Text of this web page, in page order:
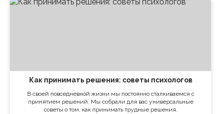
Как принимать решения: советы психологов
В своей повседневной жизни мы постоянно сталкиваемся с
принятием решений. Мы собрали для вас универсальные
советы о том, как принимать трудные решения.